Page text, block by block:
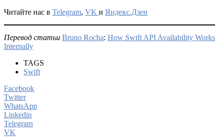
Читайте нас в Telegram, VK и Яндекс.Дзен
Перевод статьи Bruno Rocha: How Swift API Availability Works
Internally
TAGS
Swift
Facebook
Twitter
WhatsApp
Linkedin
Telegram
VK